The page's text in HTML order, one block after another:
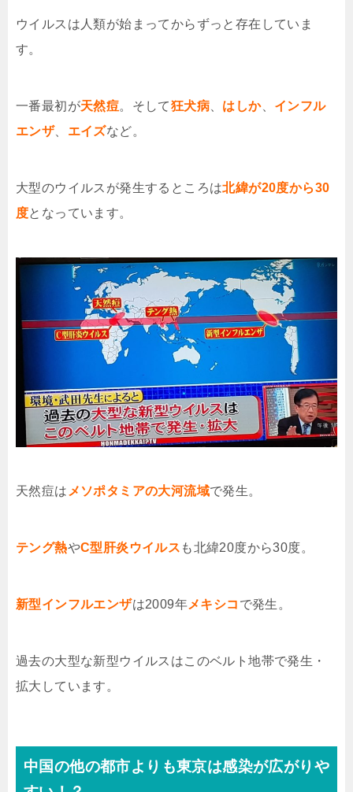
ウイルスは人類が始まってからずっと存在していま
す。
一番最初が天然痘。そして狂犬病 はしか、 インフル
エンザ、 エイズなど。
大型のウイルスが発生するところは北緯が20度から30
度となっています。
天然痘は メソポタミアの大河流域で発生。
テング熱やC型肝炎ウイルス も北緯20度から30度。
新型インフルエンザは2009年メキシコ で発生。
過去の大型な新型ウイルスはこのベルト地帯で発生・
拡大しています。
中国の他の都市よりも東京は感染が広がりや